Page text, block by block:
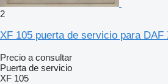
2
XF 105 puerta de servicio para DAF
Precio a consultar
Puerta de servicio
XF 105